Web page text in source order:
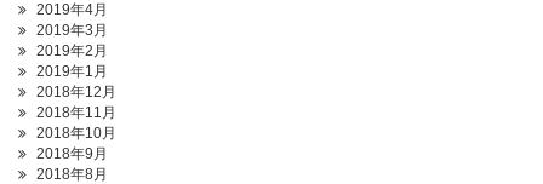
2019年4月
2019年3月
2019年2月
2019年1月
2018年12月
2018年11月
2018年10月
2018年9月
2018年8月